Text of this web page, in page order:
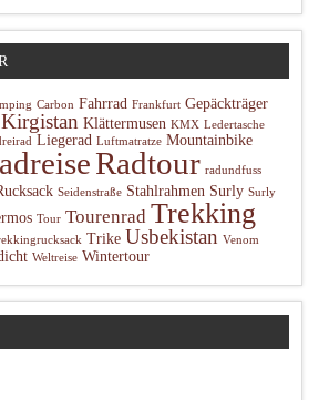
Carbon Fahrrad Frankfurt Gepäckträger
Kirgistan Klättermusen KMX Ledertasche
Liegerad Luftmatratze Mountainbike
Radtour radundfuss
Seidenstraße Stahlrahmen Surly Surly
Tour Tourenrad Trekking
Trike Usbekistan Venom
Weltreise Wintertour